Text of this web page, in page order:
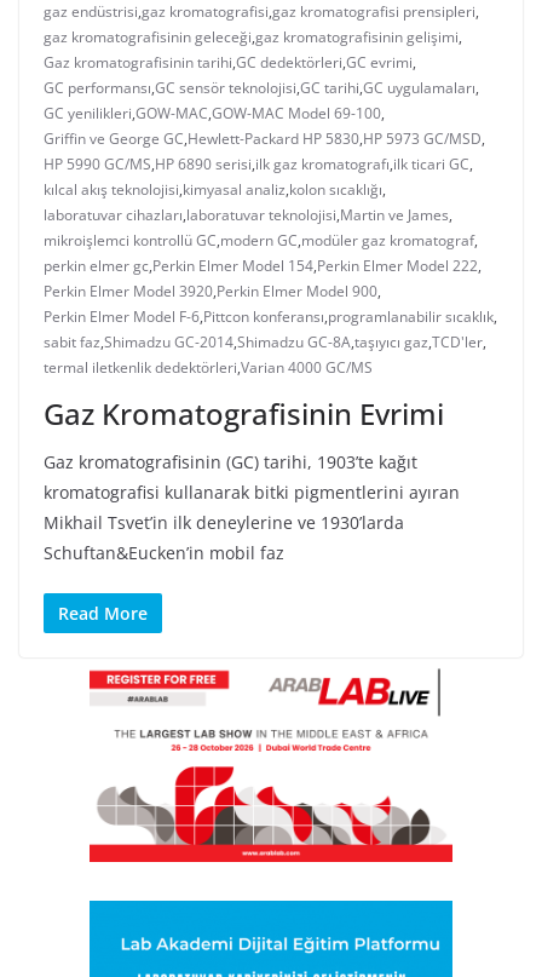
gaz endüstrisi,gaz kromatografisi,gaz kromatografisi prensipleri,
gaz kromatografisinin geleceği,gaz kromatografisinin gelişimi,
Gaz kromatografisinin tarihi,GC dedektörleri,GC evrimi,
GC performansı,GC sensör teknolojisi,GC tarihi,GC uygulamaları,
GC yenilikleri,GOW-MAC,GOW-MAC Model 69-100,
Griffin ve George GC,Hewlett-Packard HP 5830,HP 5973 GC/MSD,
HP 5990 GC/MS,HP 6890 serisi,ilk gaz kromatografı,ilk ticari GC,
kılcal akış teknolojisi,kimyasal analiz,kolon sıcaklığı,
laboratuvar cihazları,laboratuvar teknolojisi,Martin ve James,
mikroişlemci kontrollü GC,modern GC,modüler gaz kromatograf,
perkin elmer gc,Perkin Elmer Model 154,Perkin Elmer Model 222,
Perkin Elmer Model 3920,Perkin Elmer Model 900,
Perkin Elmer Model F-6,Pittcon konferansı,programlanabilir sıcaklık,
sabit faz,Shimadzu GC-2014,Shimadzu GC-8A,taşıyıcı gaz,TCD'ler,
termal iletkenlik dedektörleri,Varian 4000 GC/MS
Gaz Kromatografisinin Evrimi
Gaz kromatografisinin (GC) tarihi, 1903’te kağıt
kromatografisi kullanarak bitki pigmentlerini ayıran
Mikhail Tsvet’in ilk deneylerine ve 1930’larda
Schuftan&Eucken’in mobil faz
Read More